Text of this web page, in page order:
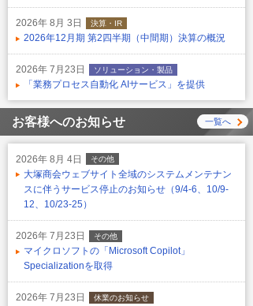
2026年 8月 3日 決算・IR
2026年12月期 第2四半期（中間期）決算の概況
2026年 7月23日 ソリューション・製品
「業務プロセス自動化 AIサービス」を提供
お客様へのお知らせ 一覧へ
2026年 8月 4日 その他
大塚商会ウェブサイト全域のシステムメンテナン
スに伴うサービス停止のお知らせ（9/4-6、10/9-
12、10/23-25）
2026年 7月23日 その他
マイクロソフトの「Microsoft Copilot」
Specializationを取得
2026年 7月23日 休業のお知らせ